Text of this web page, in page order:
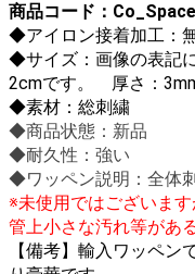
商品コード：
◆アイロン接着加工：
◆サイズ：画像の表記
2cmです。 厚さ：
◆素材：総刺繍
◆商品状態：新品
◆耐久性：強い
◆ワッペン説明：全体
※未使用ではございま
管上小さな汚れ等があ
【備考】輸入ワッペ